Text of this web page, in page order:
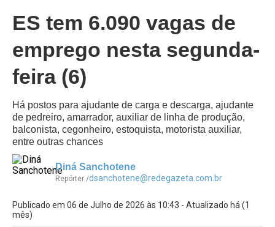
ES tem 6.090 vagas de
emprego nesta segunda-
feira (6)
Há postos para ajudante de carga e descarga, ajudante
de pedreiro, amarrador, auxiliar de linha de produção,
balconista, cegonheiro, estoquista, motorista auxiliar,
entre outras chances
Diná Sanchotene
Repórter /dsanchotene@redegazeta.com.br
Publicado em 06 de Julho de 2026 às 10:43 - Atualizado há (1
mês)